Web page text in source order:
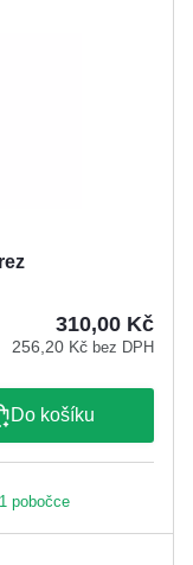
310,00 Kč
256,20 Kč bez DPH
Do košíku
pobočce